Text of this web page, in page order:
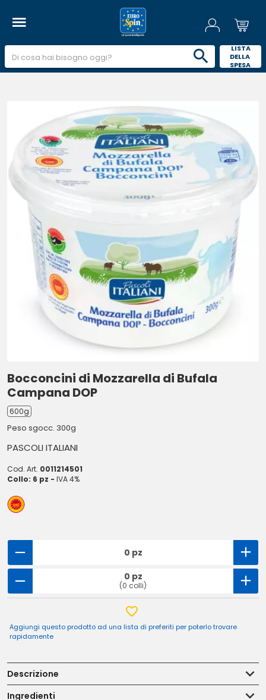
LISTA
DELLA
SPESA
Bocconcini di Mozzarella di Bufala
Campana DOP
600g
Peso sgocc. 300g
PASCOLI ITALIANI
Cod. Art. 0011214501
Collo: 6 pz - IVA 4%
0 pz
0 pz
(0 colli)
Aggiungi questo prodotto ad una lista di preferiti per poterlo trovare
rapidamente
Descrizione
Ingredienti